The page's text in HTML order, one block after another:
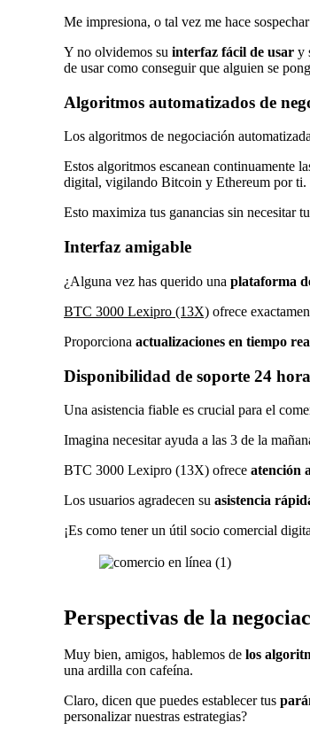
Me impresiona, o tal vez me hace
Y no olvidemos su interfaz fácil de usar y
de usar como conseguir que alguien se
Algoritmos automatizados de
Los algoritmos de negociación
Estos algoritmos escanean continuamente
digital, vigilando Bitcoin y Ethereum por ti.
Esto maximiza tus ganancias sin necesitar
Interfaz amigable
¿Alguna vez has querido una plataforma
BTC 3000 Lexipro (13X) ofrece
Proporciona actualizaciones en tiempo
Disponibilidad de soporte 24
Una asistencia fiable es crucial para el
Imagina necesitar ayuda a las 3 de la
BTC 3000 Lexipro (13X) ofrece atención
Los usuarios agradecen su asistencia
¡Es como tener un útil socio comercial
Perspectivas de la
Muy bien, amigos, hablemos de los
una ardilla con cafeína.
Claro, dicen que puedes establecer tus
personalizar nuestras estrategias?